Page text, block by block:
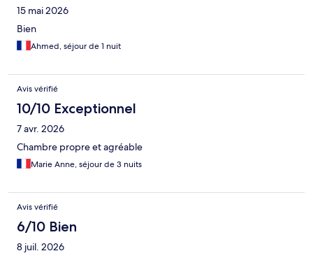
15 mai 2026
Bien
Ahmed, séjour de 1 nuit
Avis vérifié
10/10 Exceptionnel
7 avr. 2026
Chambre propre et agréable
Marie Anne, séjour de 3 nuits
Avis vérifié
6/10 Bien
8 juil. 2026